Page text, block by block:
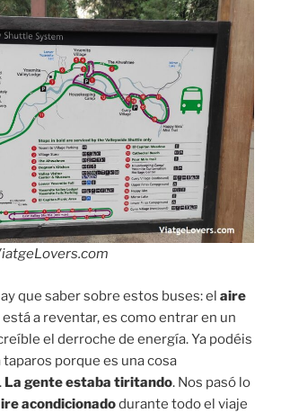
que saber sobre estos buses: el aire
está a reventar, es como entrar en un
el derroche de energía. Ya podéis
taparos porque es una cosa
La gente estaba tiritando. Nos pasó lo
acondicionadodurante todo el viaje